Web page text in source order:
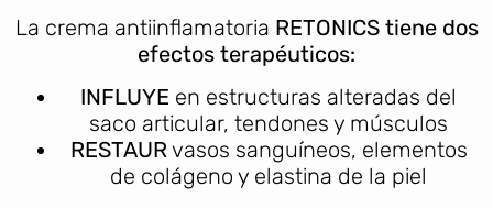
La crema antiinflamatoria RETONICStiene dos
efectos terapéuticos:
INFLUYE en estructuras alteradas del
saco articular, tendones y músculos
RESTAUR vasos sanguíneos, elementos
de colágeno y elastina de la piel